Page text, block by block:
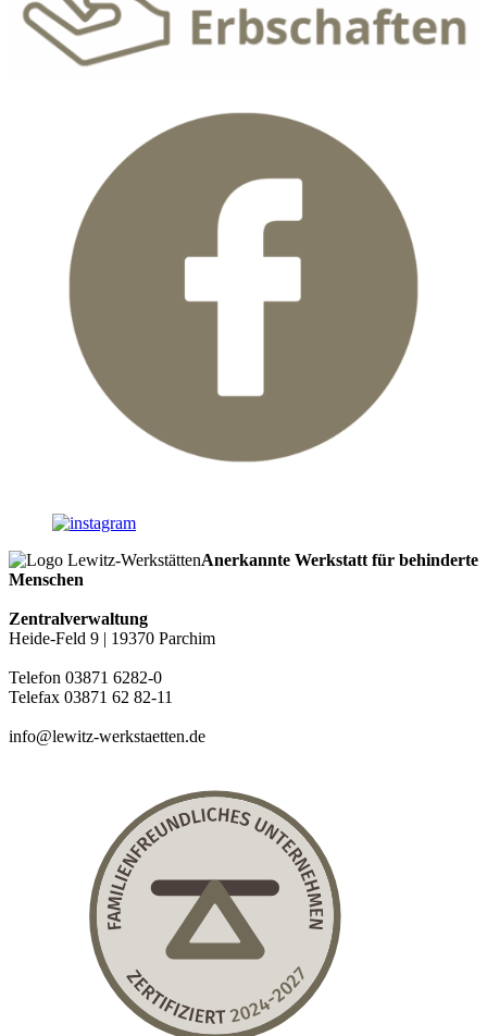
Anerkannte Werkstatt für behinderte
Menschen
Zentralverwaltung
Heide-Feld 9 | 19370 Parchim
Telefon 03871 6282-0
Telefax 03871 62 82-11
info@lewitz-werkstaetten.de